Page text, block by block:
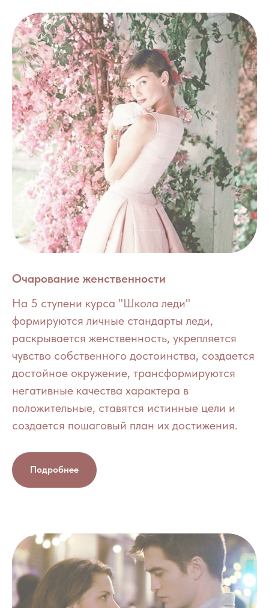
Очарование женственности
На 5 ступени курса "Школа леди"
формируются личные стандарты леди,
раскрывается женственность, укрепляется
чувство собственного достоинства, создается
достойное окружение, трансформируются
негативные качества характера в
положительные, ставятся истинные цели и
создается пошаговый план их достижения.
Подробнее